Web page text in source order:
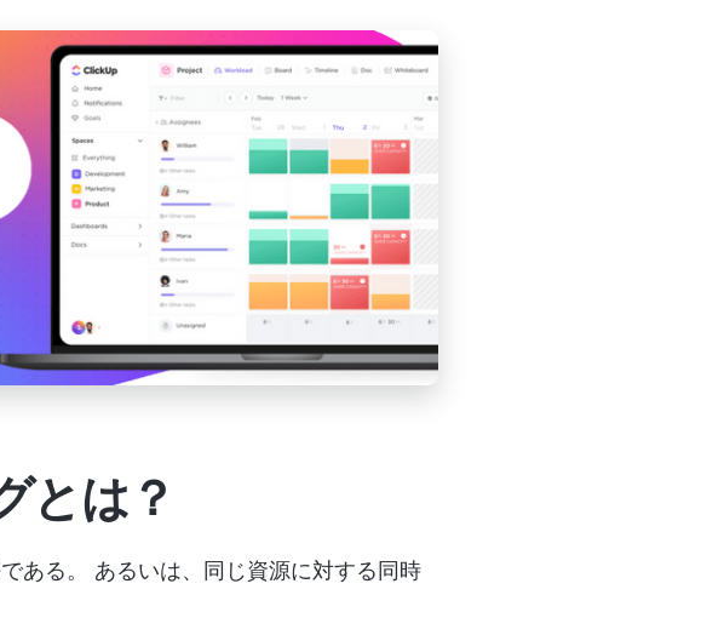
とは？
ある。
あるいは、同じ資源に対する同時